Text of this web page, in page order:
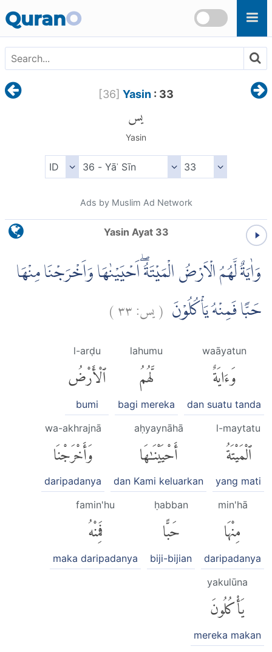
QuranO
[36] Yasin: 33
يس
Yasin
Ads by Muslim Ad Network
Yasin Ayat 33
وَاٰيَةٌ لَّهُمُ الْاَرْضُ الْمَيْتَةُ ۖاَحْيَيْنٰهَا وَاَخْرَجْنَا مِنْهَا
حَبًّا فَمِنْهُ يَأْكُلُوْنَ (يس:٣٣)
waāyatun
وَءَايَةٌ
dan suatu tanda
lahumu
لَّهُمُ
bagi mereka
l-arḍu
ٱلْأَرْضُ
bumi
l-maytatu
ٱلْمَيْتَةُ
yang mati
aḥyaynāhā
أَحْيَيْنَٰهَا
dan Kami keluarkan
wa-akhrajnā
وَأَخْرَجْنَا
daripadanya
min'hā
مِنْهَا
daripadanya
ḥabban
حَبًّا
biji-bijian
famin'hu
فَمِنْهُ
maka daripadanya
yakulūna
يَأْكُلُونَ
mereka makan